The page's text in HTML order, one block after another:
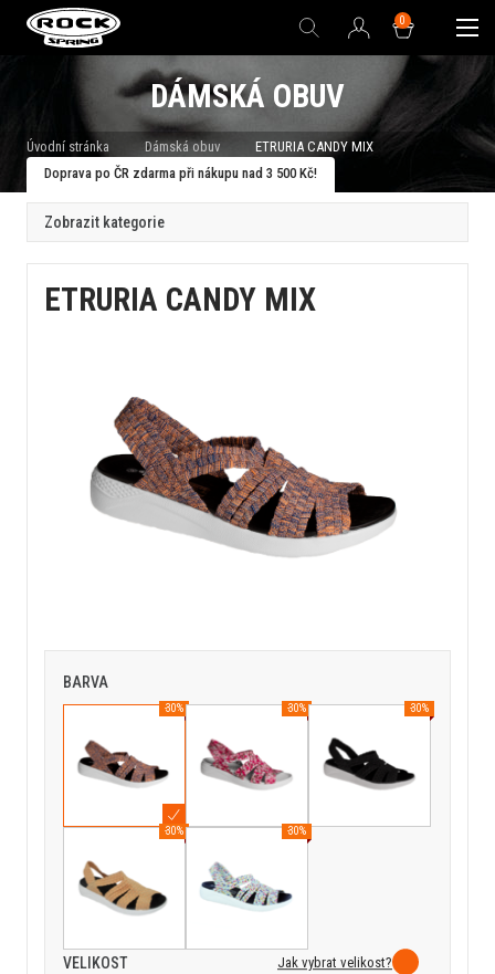
0
DÁMSKÁ OBUV
Úvodní stránka Dámská obuv
ETRURIA CANDY MIX
Doprava po ČR zdarma při nákupu nad 3 500 Kč!
ETRURIA CANDY MIX
BARVA
-30% -30% -30%
-30% -30%
VELIKOST Jak vybrat velikost?
Zobrazit kategorie